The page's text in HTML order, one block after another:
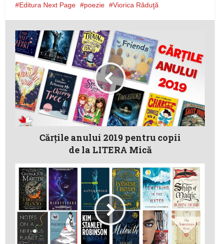
Editura Next Page poezie Viorica Răduţă
Cărțile anului 2019 pentru copii
de la LITERA Mică